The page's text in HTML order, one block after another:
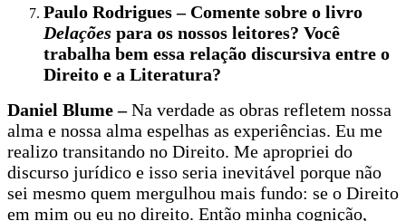
Paulo Rodrigues – Comente sobre o livro
Delações para os nossos leitores? Você
trabalha bem essa relação discursiva entre o
Direito e a Literatura?
Daniel Blume –Na verdade as obras refletem nossa
alma e nossa alma espelhas as experiências. Eu me
realizo transitando no Direito. Me apropriei do
discurso jurídico e isso seria inevitável porque não
sei mesmo quem mergulhou mais fundo: se o Direito
em mim ou eu no direito. Então minha cognição,